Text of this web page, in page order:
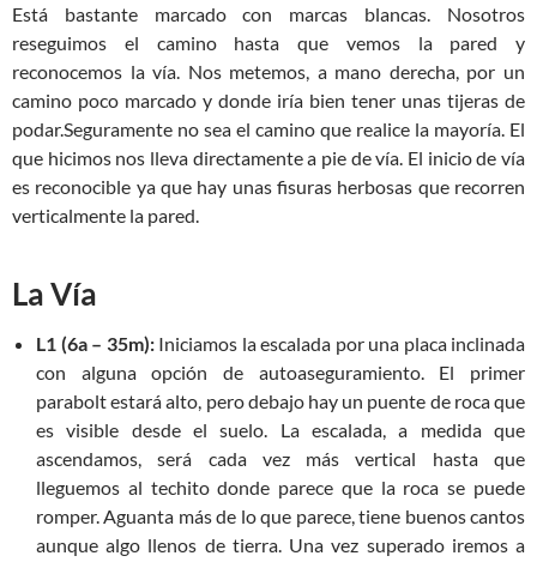
Está bastante marcado con marcas blancas. Nosotros
reseguimos el camino hasta que vemos la pared y
reconocemos la vía. Nos metemos, a mano derecha, por un
camino poco marcado y donde iría bien tener unas tijeras de
podar.Seguramente no sea el camino que realice la mayoría. El
que hicimos nos lleva directamente a pie de vía. El inicio de vía
es reconocible ya que hay unas fisuras herbosas que recorren
verticalmente la pared.
La Vía
L1 (6a – 35m):Iniciamos la escalada por una placa inclinada
con alguna opción de autoaseguramiento. El primer
parabolt estará alto, pero debajo hay un puente de roca que
es visible desde el suelo. La escalada, a medida que
ascendamos, será cada vez más vertical hasta que
lleguemos al techito donde parece que la roca se puede
romper. Aguanta más de lo que parece, tiene buenos cantos
aunque algo llenos de tierra. Una vez superado iremos a